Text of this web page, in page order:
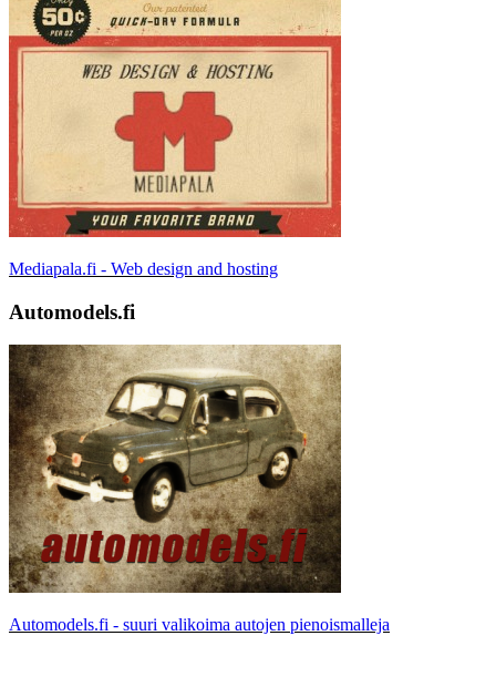
Mediapala.fi - Web design and hosting
Automodels.fi
Automodels.fi - suuri valikoima autojen pienoismalleja